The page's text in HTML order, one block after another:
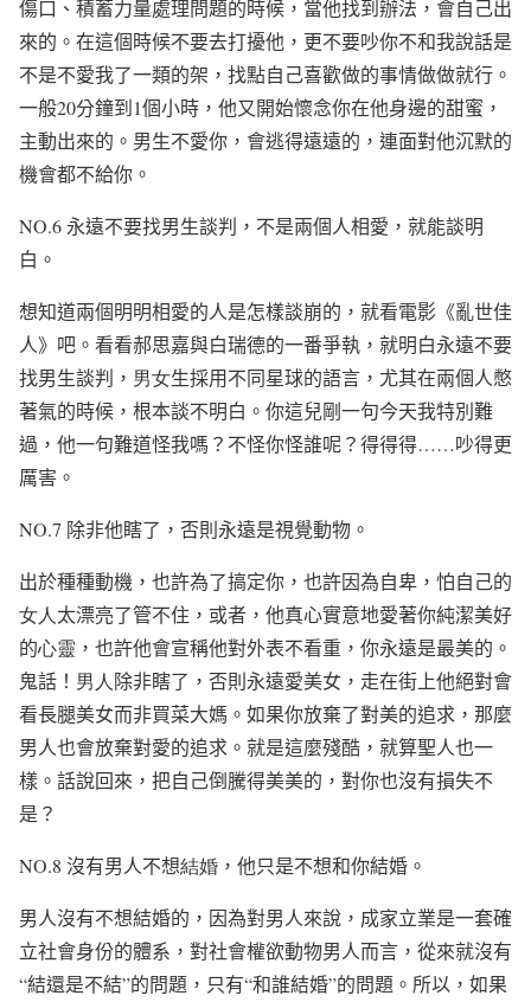
傷口、積蓄力量處理問題的時候，當他找到辦法，會自己出
來的。在這個時候不要去打擾他，更不要吵你不和我說話是
不是不愛我了一類的架，找點自己喜歡做的事情做做就行。
一般20分鐘到1個小時，他又開始懷念你在他身邊的甜蜜，
主動出來的。男生不愛你，會逃得遠遠的，連面對他沉默的
機會都不給你。
NO.6 永遠不要找男生談判，不是兩個人相愛，就能談明
白。
想知道兩個明明相愛的人是怎樣談崩的，就看電影《亂世佳
人》吧。看看郝思嘉與白瑞德的一番爭執，就明白永遠不要
找男生談判， 男女生採用不同星球的語言，尤其在兩個人憋
著氣的時候，根本談不明白。你這兒剛一句今天我特別難
過，他一句難道怪我嗎？不怪你怪誰呢？得得得……吵得更
厲害。
NO.7 除非他瞎了，否則永遠是視覺動物。
出於種種動機，也許為了搞定你，也許因為自卑，怕自己的
女人 太漂亮了管不住，或者，他真心實意地愛著你純潔美好
的心靈 ，也許他會宣稱他對外表不看重，你永遠是最美的。
鬼話！ 男人 除非瞎了，否則永遠愛美女，走在街上他絕對會
看長腿美女而非買菜大媽。如果你放棄了對美的追求，那麼
男人也會放棄對愛的追求。就是這麼殘酷，就算聖人也一
樣。話說回來，把自己倒騰得美美的，對你也沒有損失不
是？
NO.8 沒有男人不想結婚 ，他只是不想和你結婚。
男人沒有不想結婚的，因為對男人來說，成家立業是一套確
立社會身份的體系，對社會權欲動物男人而言，從來就沒有
“結還是不結”的問題，只有“和誰結婚”的問題。所以，如果